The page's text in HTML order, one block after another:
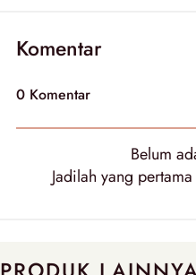
Komentar
0 Komentar
Belum
Jadilah yang